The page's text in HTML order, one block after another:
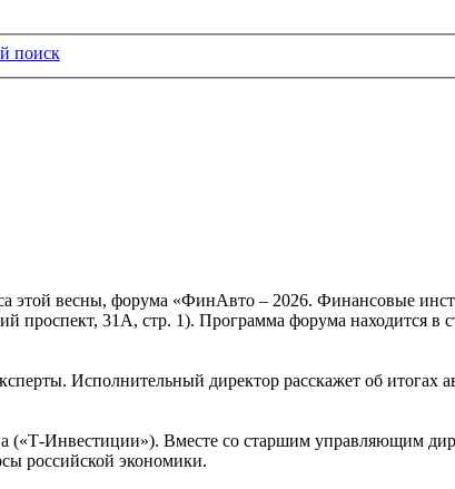
поиск
этой весны, форума «ФинАвто – 2026. Финансовые
проспект, 31А, стр. 1). Программа форума находится
Исполнительный директор расскажет об итогах
Инвестиции»). Вместе со старшим управляющим
российской экономики.